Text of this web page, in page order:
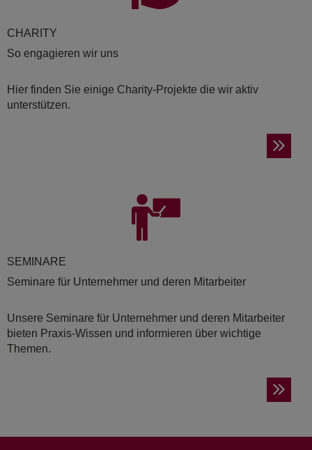
CHA­RI­TY
So engagieren wir uns
Hier finden Sie einige Charity-Projekte die wir aktiv
unterstützen.
SE­MI­NA­RE
Seminare für Unternehmer und deren Mitarbeiter
Unsere Seminare für Unternehmer und deren Mitarbeiter
bieten Praxis-Wissen und informieren über wichtige
Themen.